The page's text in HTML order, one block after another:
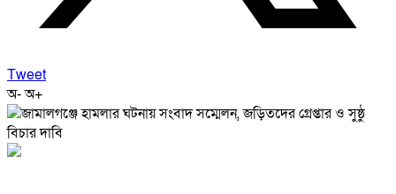
Tweet
অ-অ+